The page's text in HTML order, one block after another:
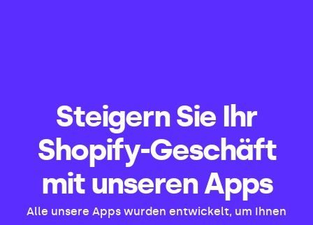
Steigern Sie Ihr
Shopify-Geschäft
mit unseren Apps
Alle unsere Apps wurden entwickelt, um Ihnen